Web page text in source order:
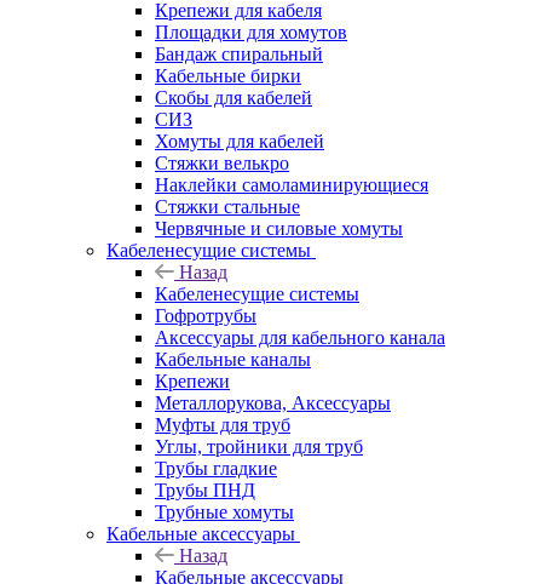
Крепежи для кабеля
Площадки для хомутов
Бандаж спиральный
Кабельные бирки
Cкобы для кабелей
СИЗ
Хомуты для кабелей
Стяжки велькро
Наклейки самоламинирующиеся
Стяжки стальные
Червячные и силовые хомуты
Кабеленесущие системы
Назад
Кабеленесущие системы
Гофротрубы
Аксессуары для кабельного канала
Кабельные каналы
Крепежи
Металлорукова, Аксессуары
Муфты для труб
Углы, тройники для труб
Трубы гладкие
Трубы ПНД
Трубные хомуты
Кабельные аксессуары
Назад
Кабельные аксессуары